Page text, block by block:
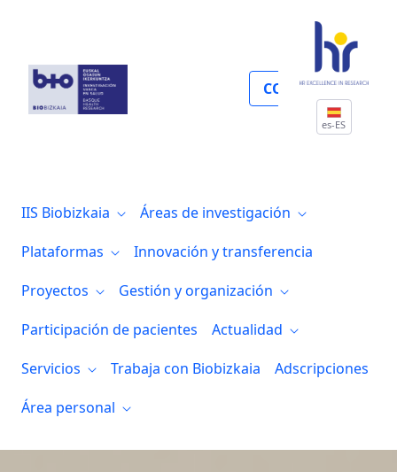
COLABORA
es-ES
IIS Biobizkaia
Áreas de investigación
Plataformas
Innovación y transferencia
Proyectos
Gestión y organización
Participación de pacientes
Actualidad
Servicios
Trabaja con Biobizkaia
Adscripciones
Área personal